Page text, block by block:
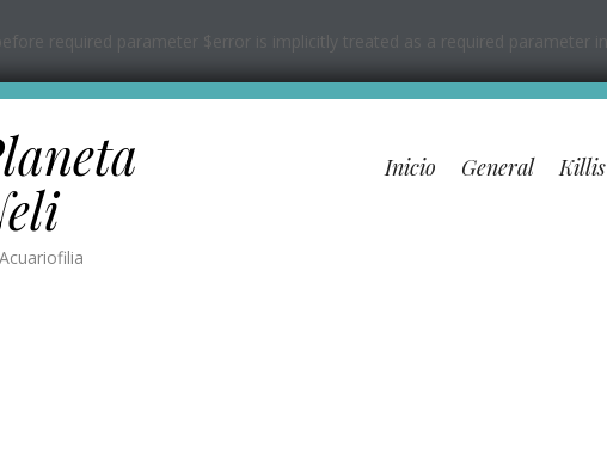
required parameter $error is implicitly treated as a required parameter in
Acuariofilia
Inicio General Killis